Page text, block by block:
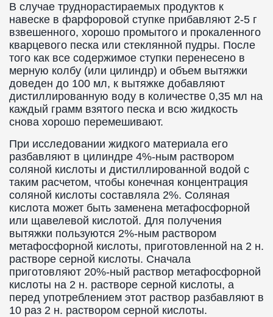
В случае труднорастираемых продуктов к
навеске в фарфоровой ступке прибавляют 2-5 г
взвешенного, хорошо промытого и прокаленного
кварцевого песка или стеклянной пудры. После
того как все содержимое ступки перенесено в
мерную колбу (или цилиндр) и объем вытяжки
доведен до 100 мл, к вытяжке добавляют
дистиллированную воду в количестве 0,35 мл на
каждый грамм взятого песка и всю жидкость
снова хорошо перемешивают.
При исследовании жидкого материала его
разбавляют в цилиндре 4%-ным раствором
соляной кислоты и дистиллированной водой с
таким расчетом, чтобы конечная концентрация
соляной кислоты составляла 2%. Соляная
кислота может быть заменена метафосфорной
или щавелевой кислотой. Для получения
вытяжки пользуются 2%-ным раствором
метафосфорной кислоты, приготовленной на 2 н.
растворе серной кислоты. Сначала
приготовляют 20%-ный раствор метафосфорной
кислоты на 2 н. растворе серной кислоты, а
перед употреблением этот раствор разбавляют в
10 раз 2 н. раствором серной кислоты.